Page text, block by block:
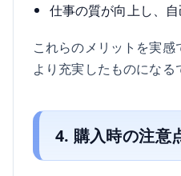
仕事の質が向上し、
これらのメリットを実
より充実したものになる
4. 購入時の注意